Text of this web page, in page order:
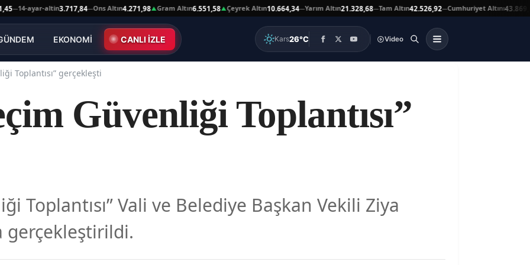
ayar-altin3.717,84—Ons Altın4.271,98▲Gram Altın6.551,58▲Çeyrek Altın10.664,34—Yarım Altın21.328,68—Tam Altın42.526,92—Cumhuriyet Altını43.869,00 ▲
EKONOMİ CANLI İZLE Kars26°C Video
Toplantısı” gerçekleşti
Güvenliği Toplantısı”
Toplantısı” Vali ve Belediye Başkan Vekili Ziya
gerçekleştirildi.